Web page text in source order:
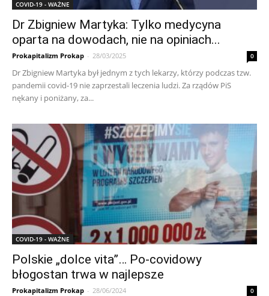
COVID-19 - WAŻNE
Dr Zbigniew Martyka: Tylko medycyna
oparta na dowodach, nie na opiniach...
Prokapitalizm Prokap - 28/03/2025 0
Dr Zbigniew Martyka był jednym z tych lekarzy, którzy podczas tzw.
pandemii covid-19 nie zaprzestali leczenia ludzi. Za rządów PiS
nękany i poniżany, za...
COVID-19 - WAŻNE
Polskie „dolce vita”… Po-covidowy
błogostan trwa w najlepsze
Prokapitalizm Prokap - 28/06/2024 0